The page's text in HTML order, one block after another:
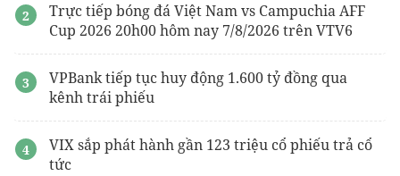
Trực tiếp bóng đá Việt Nam vs Campuchia AFF
Cup 2026 20h00 hôm nay 7/8/2026 trên VTV6
VPBank tiếp tục huy động 1.600 tỷ đồng qua
kênh trái phiếu
VIX sắp phát hành gần 123 triệu cổ phiếu trả cổ
tức